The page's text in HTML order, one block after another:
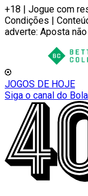
+18 | Jogue com
Condições |
adverte: Aposta
JOGOS DE HOJE
Siga o canal do